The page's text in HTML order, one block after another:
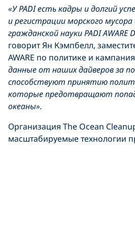
«УPADIесть кадры и долгий
и регистрации морского
гражданской наукиPADIAWARE
говорит Ян Кэмпбелл,
AWARE по политике и
данные от наших дайверов за
способствуют принятию
которые предотвращают
океаны».
Организация The Ocean
масштабируемые технологии